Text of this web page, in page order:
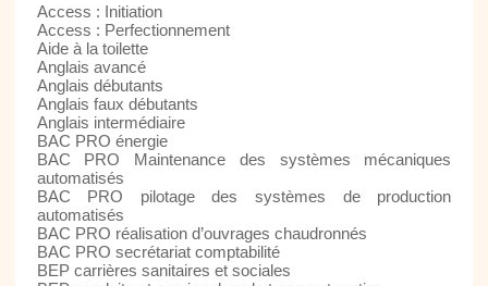
Access : Initiation
Access : Perfectionnement
Aide à la toilette
Anglais avancé
Anglais débutants
Anglais faux débutants
Anglais intermédiaire
BAC PRO énergie
BAC PRO Maintenance des systèmes mécaniques
automatisés
BAC PRO pilotage des systèmes de production
automatisés
BAC PRO réalisation d’ouvrages chaudronnés
BAC PRO secrétariat comptabilité
BEP carrières sanitaires et sociales